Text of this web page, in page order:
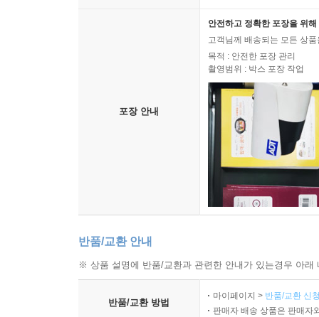
포장 안내
안전하고 정확한 포장을 위
고객님께 배송되는 모든 상
목적 : 안전한 포장 관리
촬영범위 : 박스 포장 작업
반품/교환 안내
※ 상품 설명에 반품/교환과 관련한 안내가 있는경우 아
반품/교환 방법
마이페이지 > 반품/교환 신
판매자 배송 상품은 판매자